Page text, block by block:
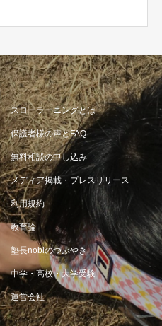
スローラーニングとは
保護者様の声とFAQ
無料相談の申し込み
メディア掲載・プレスリリース
利用規約
教育論
塾長nobiのつぶやき
中学・高校・大学受験
運営会社